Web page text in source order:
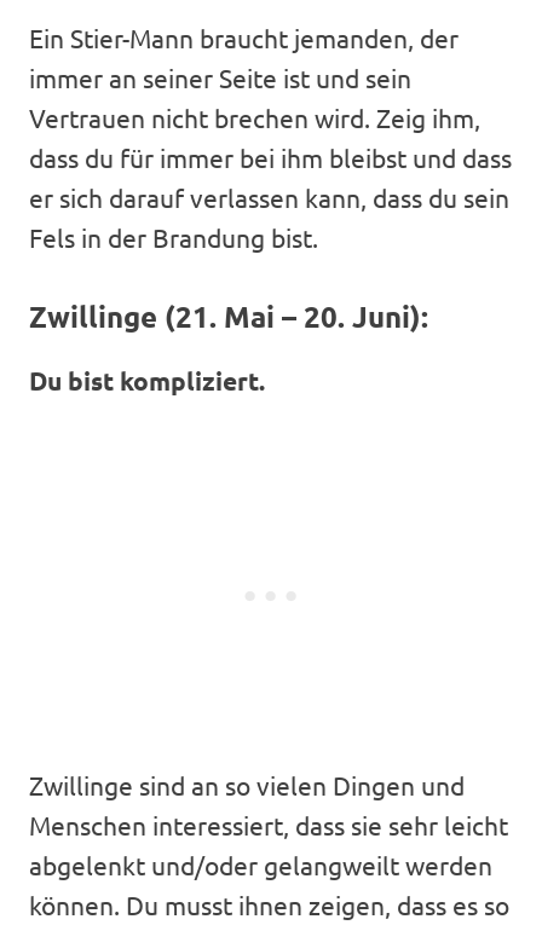
Ein Stier-Mann braucht jemanden, der
immer an seiner Seite ist und sein
Vertrauen nicht brechen wird. Zeig ihm,
dass du für immer bei ihm bleibst und dass
er sich darauf verlassen kann, dass du sein
Fels in der Brandung bist.
Zwillinge (21. Mai – 20. Juni):
Du bist kompliziert.
Zwillinge sind an so vielen Dingen und
Menschen interessiert, dass sie sehr leicht
abgelenkt und/oder gelangweilt werden
können. Du musst ihnen zeigen, dass es so